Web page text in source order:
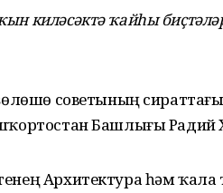
киләсәктә ҡайһы
советының
Башлығы Радий
Архитектура һәм